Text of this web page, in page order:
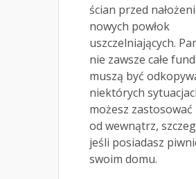
ścian przed
nowych powłok
uszczelniających.
nie zawsze całe
muszą być
niektórych
możesz zastosować
od wewnątrz,
jeśli posiadasz
swoim domu.